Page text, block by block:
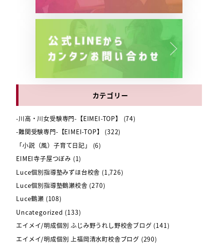
カテゴリー
-川高・川女受験専門-【EIMEI-TOP】
(74)
-難関受験専門-【EIMEI-TOP】
(322)
「小説（風）子育て日記」
(6)
EIMEI寺子屋つぼみ (1)
Luce個別指導塾みずほ台校舎 (1,726)
Luce個別指導塾鶴瀬校舎 (270)
Luce鶴瀬 (108)
Uncategorized (133)
エイメイ/明成個別 ふじみ野うれし野校舎ブログ (141)
エイメイ/明成個別 上福岡清水町校舎ブログ (290)